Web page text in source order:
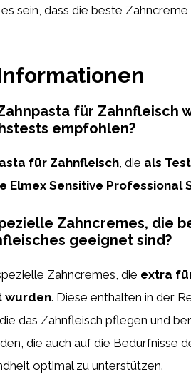
sein, dass die beste
für Zahnfleisch
empfohlen?
für Zahnfleisch , die als
Elmex Sensitive Professional
Zahncremes, die
geeignet sind?
Zahncremes, die extra
wurden. Diese enthalten in der
das Zahnfleisch pflegen und
die auch auf die Bedürfnisse
optimal zu unterstützen.